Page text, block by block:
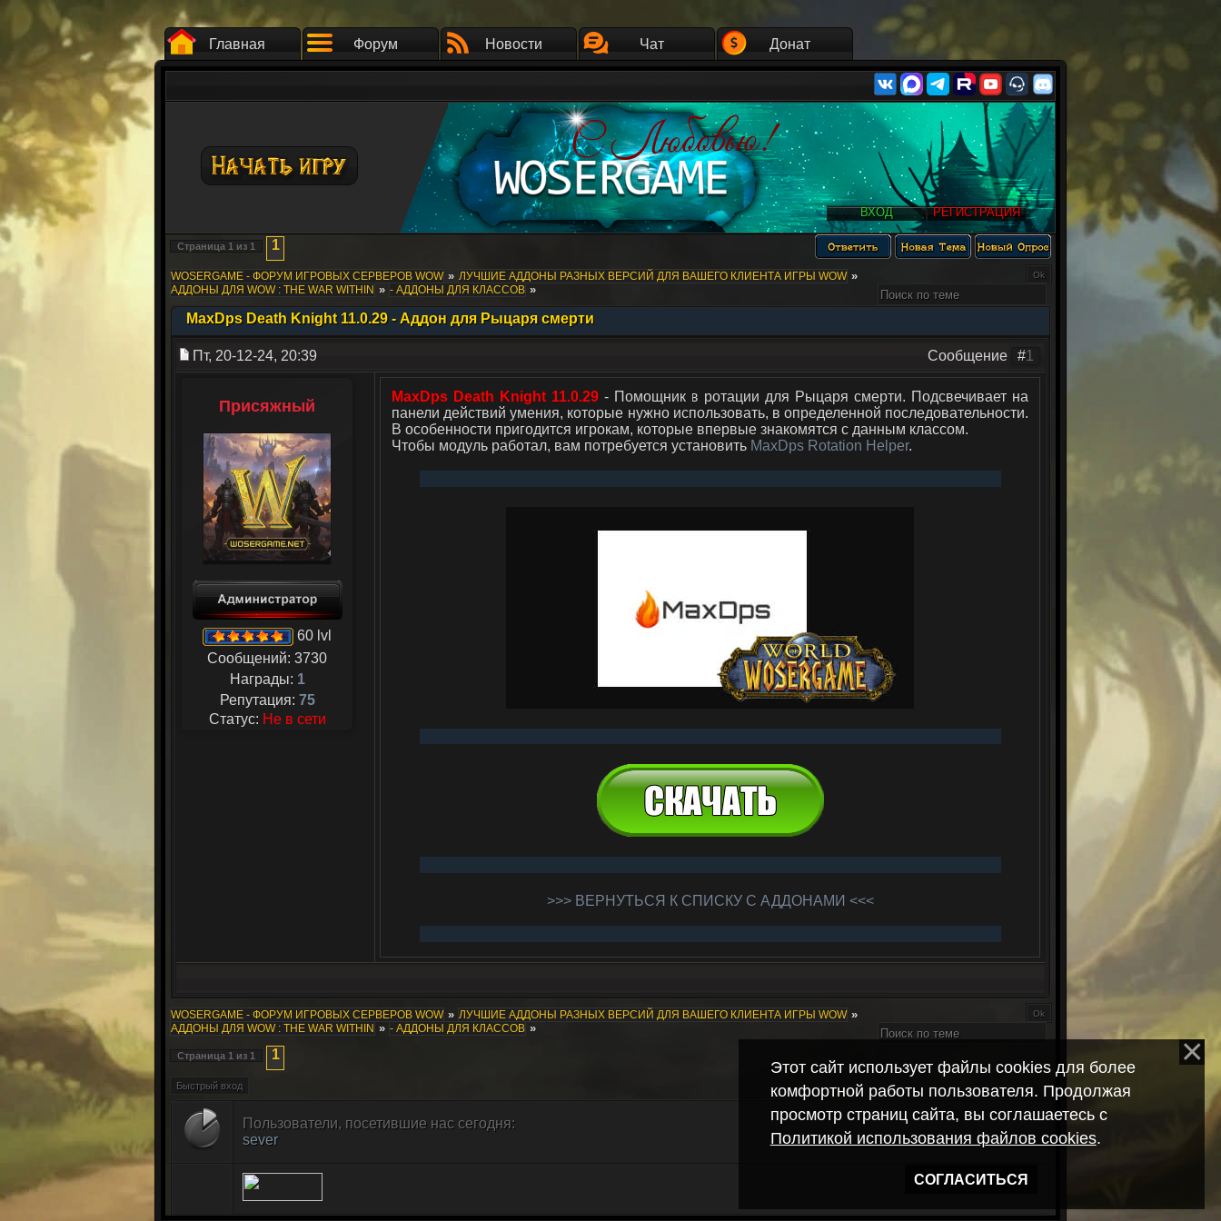
Главная Форум Новости Чат Донат
ВХОД РЕГИСТРАЦИЯ
Страница 1 из 1 1
WOSERGAME - ФОРУМ ИГРОВЫХ СЕРВЕРОВ WOW » ЛУЧШИЕ АДДОНЫ РАЗНЫХ ВЕРСИЙ ДЛЯ ВАШЕГО КЛИЕНТА ИГРЫ WOW »
АДДОНЫ ДЛЯ WOW : THE WAR WITHIN » - АДДОНЫ ДЛЯ КЛАССОВ »
MaxDps Death Knight 11.0.29 - Аддон для Рыцаря смерти
Пт, 20-12-24, 20:39 Сообщение #1
Присяжный
60 lvl
Сообщений: 3730
Награды: 1
Репутация: 75
Статус: Не в сети
MaxDps Death Knight 11.0.29- Помощник в ротации для Рыцаря смерти. Подсвечивает на
панели действий умения, которые нужно использовать, в определенной последовательности.
В особенности пригодится игрокам, которые впервые знакомятся с данным классом.
Чтобы модуль работал, вам потребуется установить MaxDps Rotation Helper.
>>> ВЕРНУТЬСЯ К СПИСКУ С АДДОНАМИ <<<
WOSERGAME - ФОРУМ ИГРОВЫХ СЕРВЕРОВ WOW » ЛУЧШИЕ АДДОНЫ РАЗНЫХ ВЕРСИЙ ДЛЯ ВАШЕГО КЛИЕНТА ИГРЫ WOW »
АДДОНЫ ДЛЯ WOW : THE WAR WITHIN » - АДДОНЫ ДЛЯ КЛАССОВ »
Страница 1 из 1 1
Пользователи, посетившие нас сегодня:
sever
Этот сайт использует файлы cookies для более
комфортной работы пользователя. Продолжая
просмотр страниц сайта, вы соглашаетесь с
Политикой использования файлов cookies.
СОГЛАСИТЬСЯ